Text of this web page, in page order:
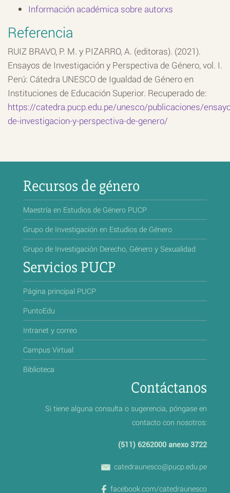
Información académica sobre autorxs
Referencia
RUIZ BRAVO, P. M. y PIZARRO, A. (editoras). (2021).
Ensayos de Investigación y Perspectiva de Género, vol. I.
Perú: Cátedra UNESCO de Igualdad de Género en
Instituciones de Educación Superior. Recuperado de:
https://catedra.pucp.edu.pe/unesco/publicaciones/
de-investigacion-y-perspectiva-de-genero/
Recursos de género
Maestría en Estudios de Género PUCP
Grupo de Investigación en Estudios de Género
Grupo de Investigación Derecho, Género y Sexualidad
Servicios PUCP
Página principal PUCP
PuntoEdu
Intranet y correo
Campus Virtual
Biblioteca
Contáctanos
Si tiene alguna consulta o sugerencia, póngase en
contacto con nosotros:
(511) 6262000 anexo 3722
catedraunesco@pucp.edu.pe
facebook.com/catedraunesco